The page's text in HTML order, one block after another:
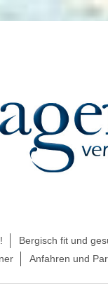
Bergisch fit und
Anfahren und